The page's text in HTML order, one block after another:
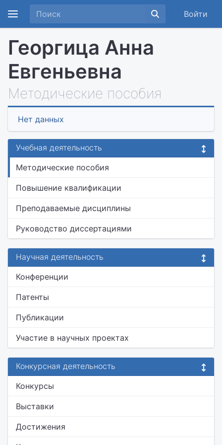
Войти
Георгица Анна
Евгеньевна
Методические пособия
Нет данных
Учебная деятельность
Методические пособия
Повышение квалификации
Преподаваемые дисциплины
Руководство диссертациями
Научная деятельность
Конференции
Патенты
Публикации
Участие в научных проектах
Конкурсная деятельность
Конкурсы
Выставки
Достижения